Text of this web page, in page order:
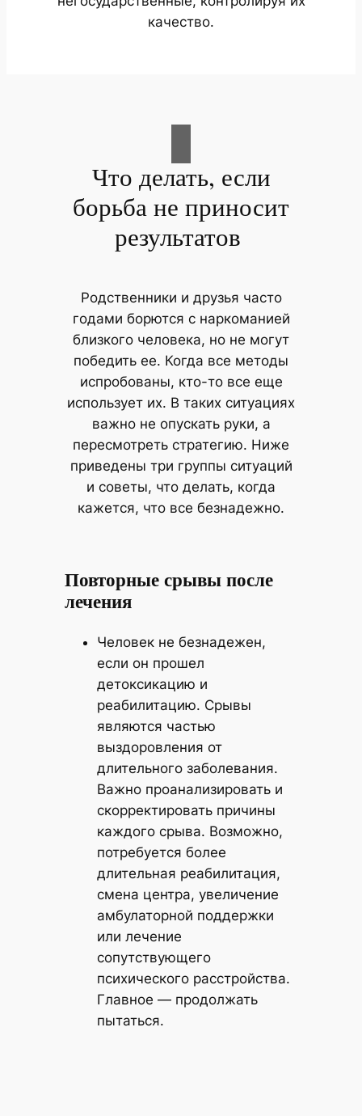
качество.
Что делать, если
борьба не приносит
результатов
Родственники и друзья часто
годами борются с наркоманией
близкого человека, но не могут
победить ее. Когда все методы
испробованы, кто-то все еще
использует их. В таких ситуациях
важно не опускать руки, а
пересмотреть стратегию. Ниже
приведены три группы ситуаций
и советы, что делать, когда
кажется, что все безнадежно.
Повторные срывы после
лечения
Человек не безнадежен,
если он прошел
детоксикацию и
реабилитацию. Срывы
являются частью
выздоровления от
длительного заболевания.
Важно проанализировать и
скорректировать причины
каждого срыва. Возможно,
потребуется более
длительная реабилитация,
смена центра, увеличение
амбулаторной поддержки
или лечение
сопутствующего
психического расстройства.
Главное — продолжать
пытаться.